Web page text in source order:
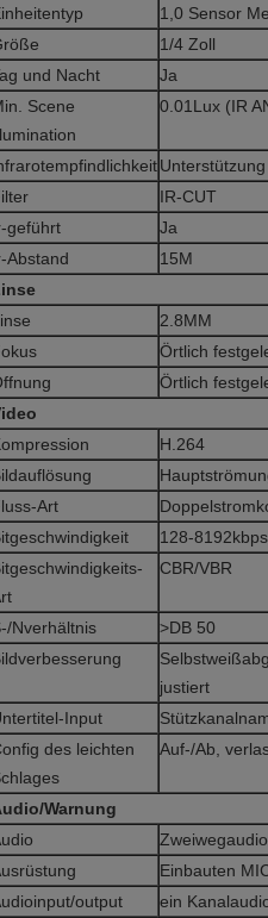
1,0 Sensor
1/4 Zoll
und Nacht
Ja
Scene
0.01Lux (IR
Unterstützung
IR-CUT
geführt
Ja
Abstand
15M
2.8MM
Örtlich
Örtlich
H.264
Art
128-8192kbps
CBR/VBR
Nverhältnis
>DB 50
justiert
Input
des leichten
Auf-/Ab,
Warnung
Zweiwegaudio
Einbauten
output
ein